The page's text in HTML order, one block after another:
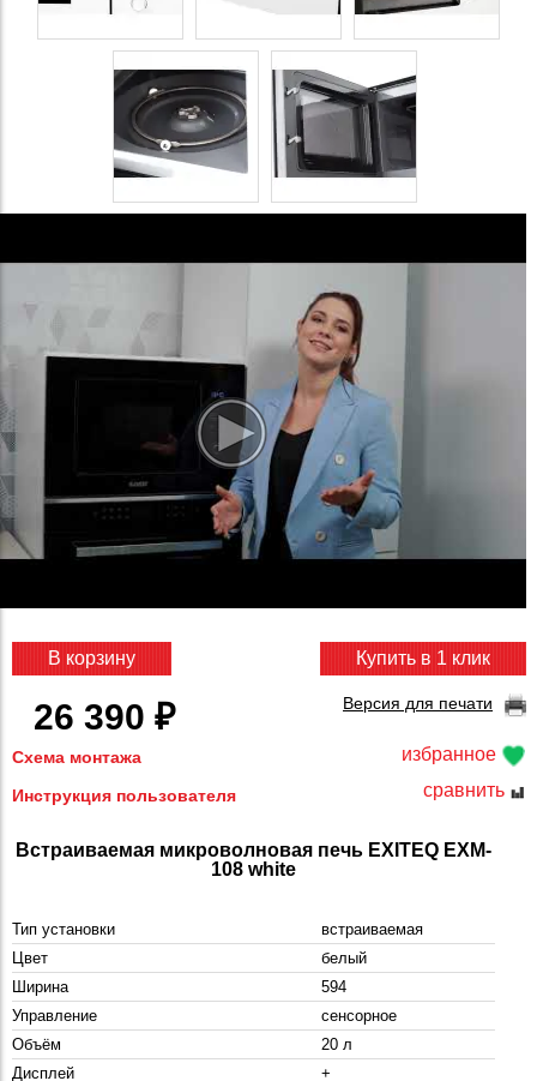
избранное
сравнить
В корзину
26 390 ₽
Купить в 1 клик
Версия для печати
Схема монтажа
Инструкция пользователя
Встраиваемая микроволновая печь EXITEQ EXM-
108 white
Тип установки
встраиваемая
Цвет
белый
Ширина
594
Управление
сенсорное
Объём
20 л
Дисплей
+